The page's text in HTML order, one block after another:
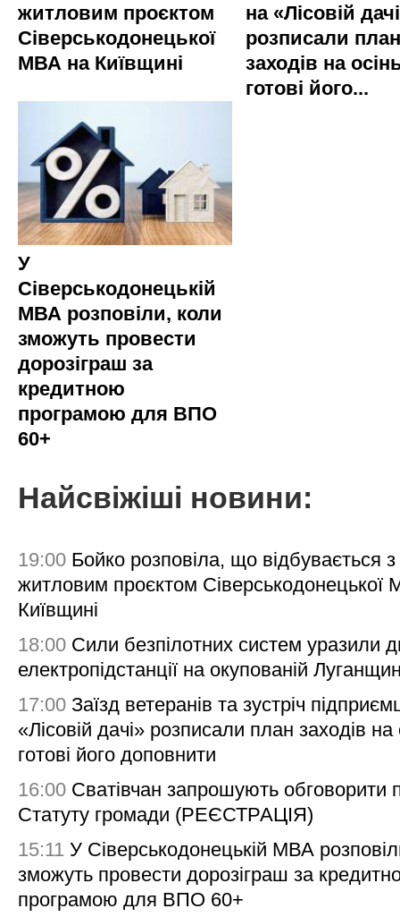
житловим проєктом
Сіверськодонецької
МВА на Київщині
на «Лісовій
розписали план
заходів на
готові його...
У
Сіверськодонецькій
МВА розповіли, коли
зможуть провести
дорозіграш за
кредитною
програмою для ВПО
60+
Найсвіжіші новини:
19:00 Бойко розповіла, що відбувається з
житловим проєктом Сіверськодонецької
Київщині
18:00 Сили безпілотних систем уразили
електропідстанції на окупованій
17:00 Заїзд ветеранів та зустріч
«Лісовій дачі» розписали план заходів на
готові його доповнити
16:00 Сватівчан запрошують обговорити
Статуту громади (РЕЄСТРАЦІЯ)
15:11 У Сіверськодонецькій МВА
зможуть провести дорозіграш за
програмою для ВПО 60+